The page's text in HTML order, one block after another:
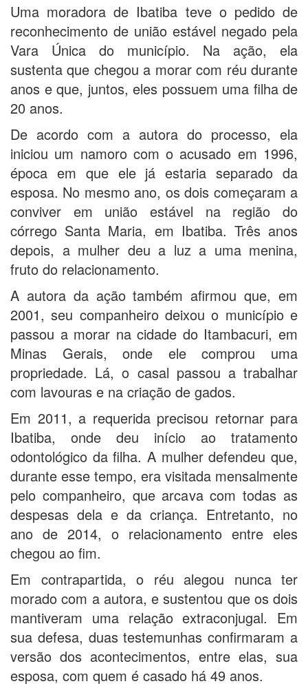
Uma moradora de Ibatiba teve o pedido de
reconhecimento de união estável negado pela
Vara Única do município. Na ação, ela
sustenta que chegou a morar com réu durante
anos e que, juntos, eles possuem uma filha de
20 anos.
De acordo com a autora do processo, ela
iniciou um namoro com o acusado em 1996,
época em que ele já estaria separado da
esposa. No mesmo ano, os dois começaram a
conviver em união estável na região do
córrego Santa Maria, em Ibatiba. Três anos
depois, a mulher deu a luz a uma menina,
fruto do relacionamento.
A autora da ação também afirmou que, em
2001, seu companheiro deixou o município e
passou a morar na cidade do Itambacuri, em
Minas Gerais, onde ele comprou uma
propriedade. Lá, o casal passou a trabalhar
com lavouras e na criação de gados.
Em 2011, a requerida precisou retornar para
Ibatiba, onde deu início ao tratamento
odontológico da filha. A mulher defendeu que,
durante esse tempo, era visitada mensalmente
pelo companheiro, que arcava com todas as
despesas dela e da criança. Entretanto, no
ano de 2014, o relacionamento entre eles
chegou ao fim.
Em contrapartida, o réu alegou nunca ter
morado com a autora, e sustentou que os dois
mantiveram uma relação extraconjugal. Em
sua defesa, duas testemunhas confirmaram a
versão dos acontecimentos, entre elas, sua
esposa, com quem é casado há 49 anos.